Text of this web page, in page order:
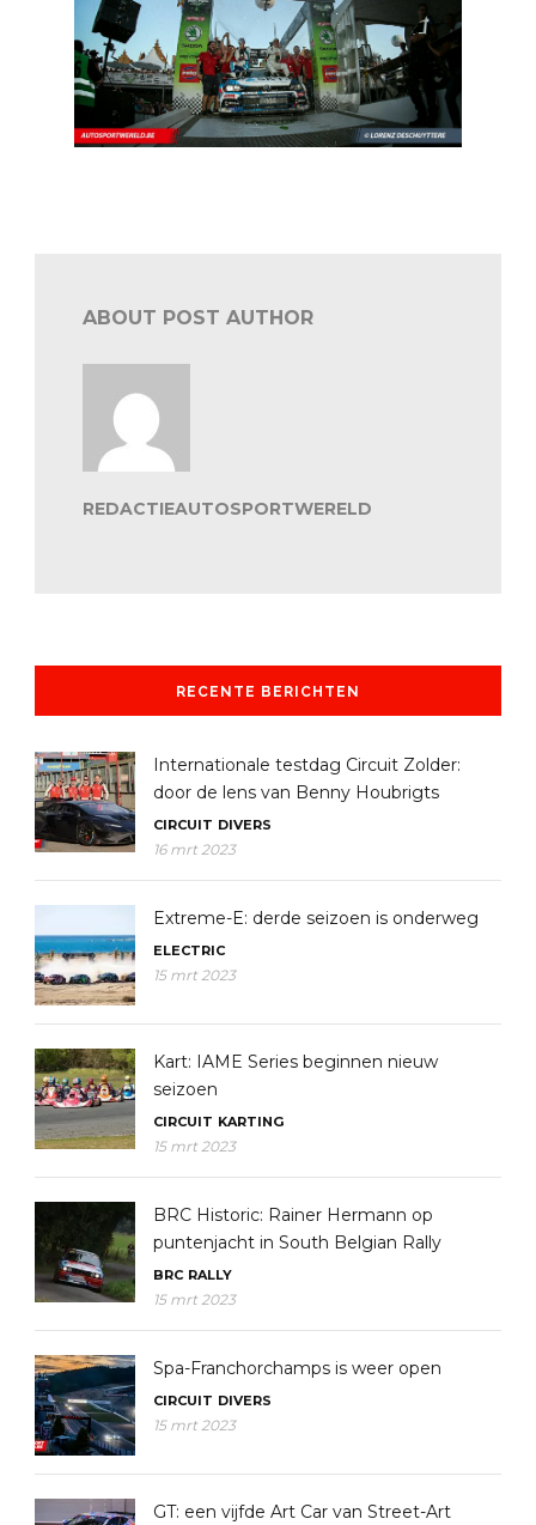
ABOUT POST AUTHOR
REDACTIEAUTOSPORTWERELD
RECENTE BERICHTEN
Internationale testdag Circuit Zolder:
door de lens van Benny Houbrigts
CIRCUIT DIVERS
16 mrt 2023
Extreme-E: derde seizoen is onderweg
ELECTRIC
15 mrt 2023
Kart: IAME Series beginnen nieuw
seizoen
CIRCUIT KARTING
15 mrt 2023
BRC Historic: Rainer Hermann op
puntenjacht in South Belgian Rally
BRC RALLY
15 mrt 2023
Spa-Franchorchamps is weer open
CIRCUIT DIVERS
15 mrt 2023
GT: een vijfde Art Car van Street-Art